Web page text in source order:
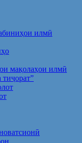
илмӣ
мақолаҳои илмӣ